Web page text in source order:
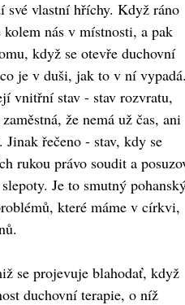
své vlastní hříchy. Když ráno
nás v místnosti, a pak
když se otevře duchovní
je v duši, jak to v ní vypadá.
vnitřní stav - stav rozvratu,
že nemá už čas, ani
řečeno - stav, kdy se
rukou právo soudit a
Je to smutný
které máme v církvi,
se projevuje blahodať, když
duchovní terapie, o níž